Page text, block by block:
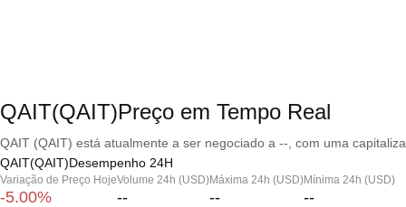
QAIT(QAIT)Preço em Tempo Real
QAIT (QAIT) está atualmente a ser negociado a --, com uma
QAIT(QAIT)Desempenho 24H
Variação de Preço Hoje
-5.00%
Volume 24h (USD)
--
Máxima 24h (USD)
--
Mínima 24h (USD)
--